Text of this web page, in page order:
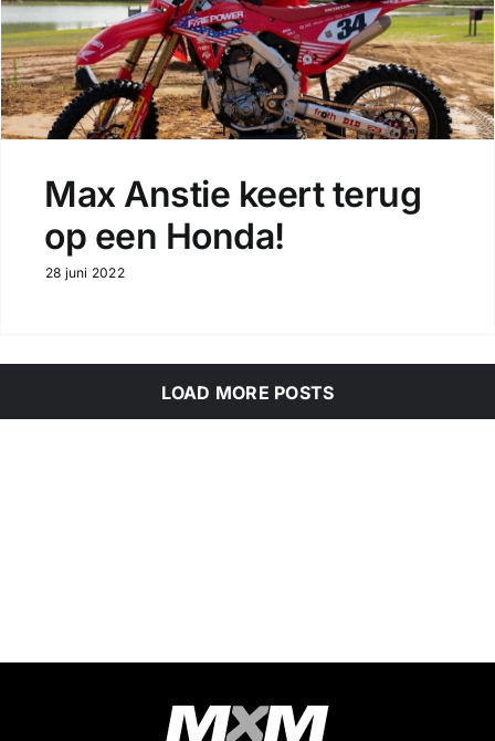
Max Anstie keert terug
op een Honda!
28 juni 2022
LOAD MORE POSTS